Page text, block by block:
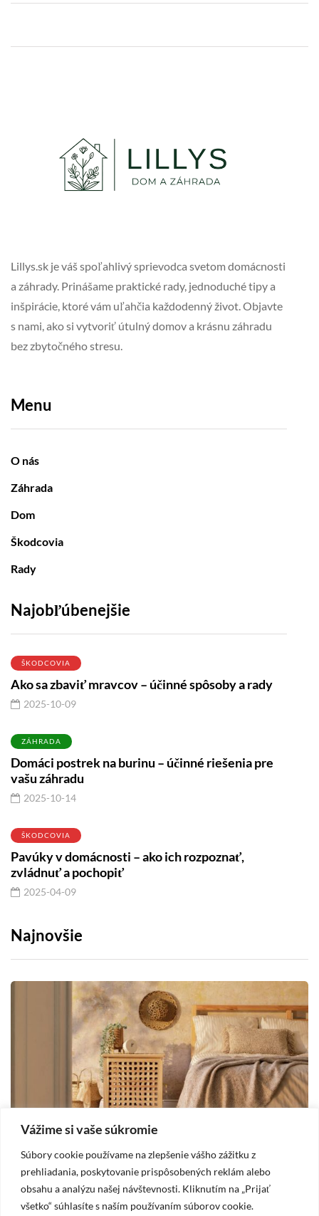
Vážime si vaše súkromie
Súbory cookie používame na zlepšenie vášho zážitku z
prehliadania, poskytovanie prispôsobených reklám alebo
obsahu a analýzu našej návštevnosti. Kliknutím na „Prijať
všetko“ súhlasíte s naším používaním súborov cookie.
Lillys.sk je váš spoľahlivý sprievodca svetom domácnosti
a záhrady. Prinášame praktické rady, jednoduché tipy a
inšpirácie, ktoré vám uľahčia každodenný život. Objavte
s nami, ako si vytvoriť útulný domov a krásnu záhradu
bez zbytočného stresu.
Menu
O nás
Záhrada
Dom
Škodcovia
Rady
Najobľúbenejšie
ŠKODCOVIA
Ako sa zbaviť mravcov – účinné spôsoby a rady
2025-10-09
ZÁHRADA
Domáci postrek na burinu – účinné riešenia pre
vašu záhradu
2025-10-14
ŠKODCOVIA
Pavúky v domácnosti – ako ich rozpoznať,
zvládnuť a pochopiť
2025-04-09
Najnovšie
DOM
2025-10-19